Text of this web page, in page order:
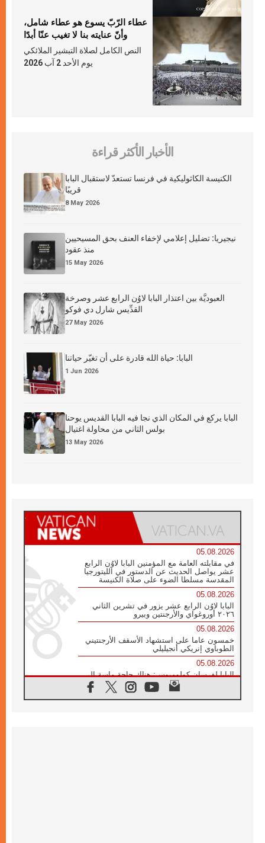
عطاء الرّبّ يسوع هو عطاء شامل،
وأنّ عنايته بنا لا تغيب عنّا أبدًا
النص الكامل لصلاة التبشير الملائكي
يوم الأحد 2 آب 2026
الأخبار الأكثر قراءة
الكنيسة الكاثوليكية في فرنسا تستعدّ لاستقبال البابا
قريبًا
8 May 2026
نيجيريا: تضليل إعلامي لإخفاء العنف بحق المسيحيين
منذ عقود
15 May 2026
العبوديَّة بين اعتذار البابا لاوُن الرابع عشر وصرخة
القدِّيس شارل دي فوكو
27 May 2026
البابا: حياة الله قادرة على أن تغيّر حياتنا
1 Jun 2026
البابا يركع في المكان الذي نجا فيه البابا القديس يوحنا
بولس الثاني من محاولة اغتيال
13 May 2026
05.08.2026
في مقابلته العامة مع المؤمنين البابا لاوُن الرابع
عشر يواصل الحديث عن الدستور في الليتورجيا
المقدسة مسلطا الضوء على صلاة الكنيسة
05.08.2026
البابا لاوُن الرابع عشر يزور في تشرين الثاني
٢٠٢٦ أوروغواي والأرجنتين وبيرو
05.08.2026
خمسون عاما على استشهاد الأسقف الأرجنتيني
الطوباوي إنريكي أنجيليلي
05.08.2026
البابا لفرسان كولومبوس: هناك حاجة ماسة إلى
أنبياء تناغم يسعون إلى بناء الجسور
04.08.2026